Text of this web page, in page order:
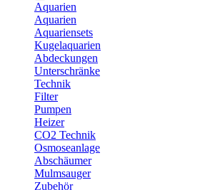
Aquarien
Aquarien
Aquariensets
Kugelaquarien
Abdeckungen
Unterschränke
Technik
Filter
Pumpen
Heizer
CO2 Technik
Osmoseanlage
Abschäumer
Mulmsauger
Zubehör